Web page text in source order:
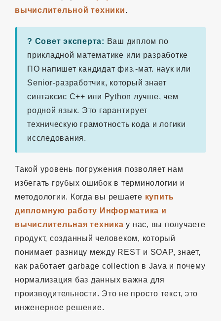
вычислительной техники.
? Совет эксперта: Ваш диплом по
прикладной математике или разработке
ПО напишет кандидат физ.-мат. наук или
Senior-разработчик, который знает
синтаксис C++ или Python лучше, чем
родной язык. Это гарантирует
техническую грамотность кода и логики
исследования.
Такой уровень погружения позволяет нам
избегать грубых ошибок в терминологии и
методологии. Когда вы решаете купить
дипломную работу Информатика и
вычислительная техника у нас, вы получаете
продукт, созданный человеком, который
понимает разницу между REST и SOAP, знает,
как работает garbage collection в Java и почему
нормализация баз данных важна для
производительности. Это не просто текст, это
инженерное решение.